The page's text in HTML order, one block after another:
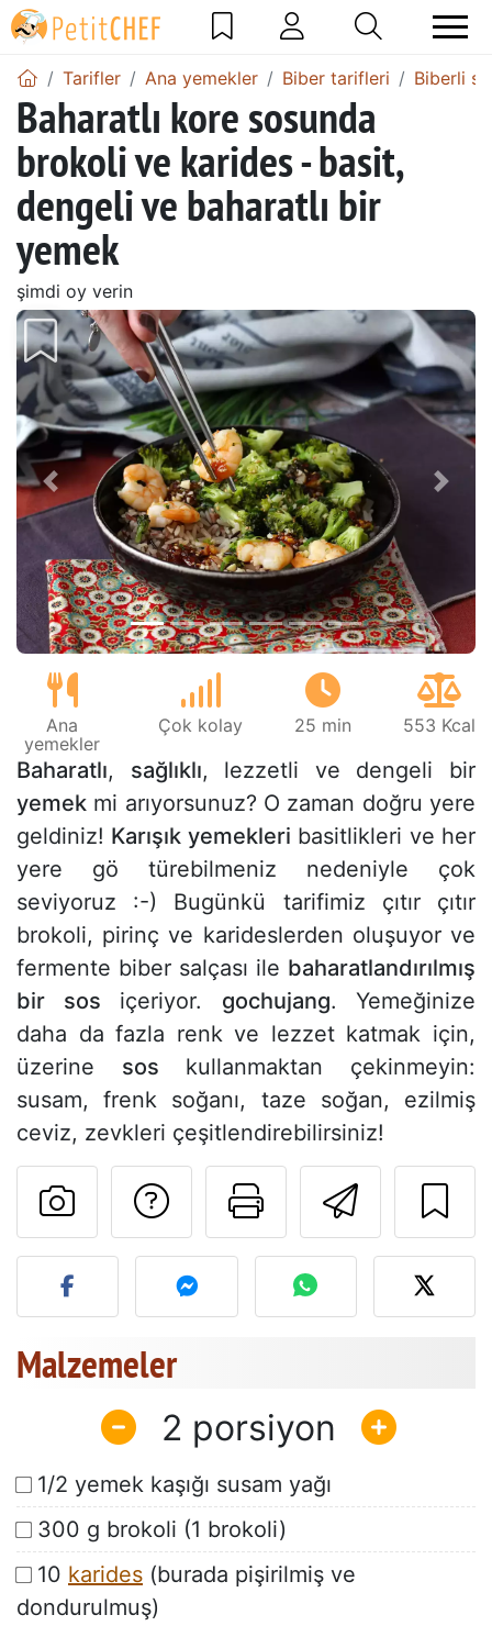
Tarifler Ana yemekler Biber tarifleri Biberli
Baharatlı kore sosunda
brokoli ve karides - basit,
dengeli ve baharatlı bir
yemek
şimdi oy verin
Önceki
Ana
yemekler
Çok kolay 25 min 553 Kcal
Baharatlı, sağlıklı, lezzetli ve dengeli bir
yemek mi arıyorsunuz? O zaman doğru yere
geldiniz! Karışık yemekleri basitlikleri ve her
yere gö türebilmeniz nedeniyle çok
seviyoruz :-) Bugünkü tarifimiz çıtır çıtır
brokoli, pirinç ve karideslerden oluşuyor ve
fermente biber salçası ile baharatlandırılmış
bir sos içeriyor. gochujang. Yemeğinize
daha da fazla renk ve lezzet katmak için,
üzerine sos kullanmaktan çekinmeyin:
susam, frenk soğanı, taze soğan, ezilmiş
ceviz, zevkleri çeşitlendirebilirsiniz!
Bu sayfayı
Tarif sahibine bir
Bu tarifin fotoğrafını
Malzemeler
2
1/2 yemek kaşığı susam yağı
300 g brokoli (1 brokoli)
10 karides (burada pişirilmiş ve
dondurulmuş)